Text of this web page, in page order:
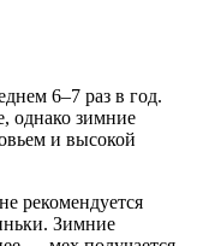
6–7 раз в год.
однако зимние
и высокой
рекомендуется
Зимние